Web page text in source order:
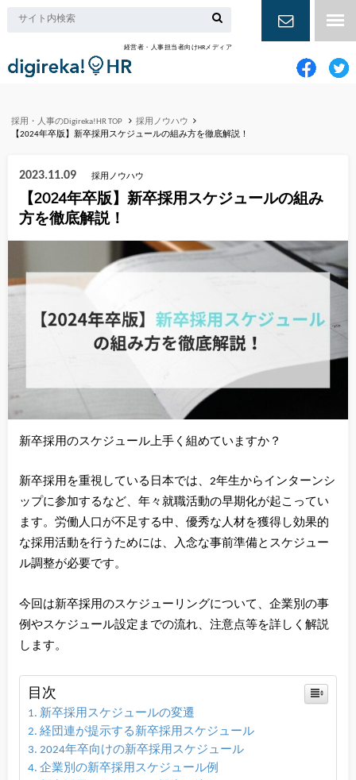
経営者・人事担当者向けHRメディア
お問い合
採用・人事のDigireka!HR TOP
採用ノウハウ
【2024年卒版】新卒採用スケジュールの組み方を徹底解説！
2023.11.09 採用ノウハウ
【2024年卒版】新卒採用スケジュールの組み
方を徹底解説！
新卒採用のスケジュール上手く組めていますか？
新卒採用を重視している日本では、2年生からインターンシ
ップに参加するなど、年々就職活動の早期化が起こってい
ます。労働人口が不足する中、優秀な人材を獲得し効果的
な採用活動を行うためには、入念な事前準備とスケジュー
ル調整が必要です。
今回は新卒採用のスケジューリングについて、企業別の事
例やスケジュール設定までの流れ、注意点等を詳しく解説
します。
目次
新卒採用スケジュールの変遷
経団連が提示する新卒採用スケジュール
2024年卒向けの新卒採用スケジュール
企業別の新卒採用スケジュール例